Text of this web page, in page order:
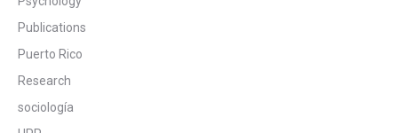
Publications
Puerto Rico
Research
sociología